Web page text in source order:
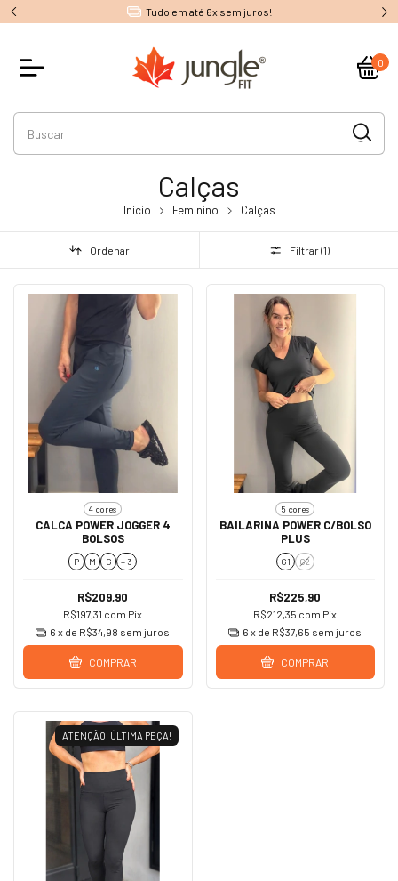
Tudo em até 6x sem juros!
0
Calças
Início Feminino Calças
Ordenar Filtrar (1)
4 cores
CALCA POWER JOGGER 4
BOLSOS
P M G + 3
R$209,90
R$197,31 com Pix
6 x de R$34,98 sem juros
COMPRAR
5 cores
BAILARINA POWER C/BOLSO
PLUS
G1 G2
R$225,90
R$212,35 com Pix
6 x de R$37,65 sem juros
COMPRAR
ATENÇÃO, ÚLTIMA PEÇA!